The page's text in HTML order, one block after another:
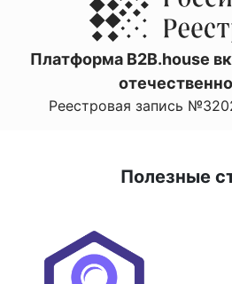
Платформа B2B.house
Реестровая запись
Полезные